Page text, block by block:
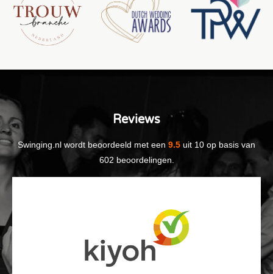
Reviews
Swinging.nl wordt beoordeeld met een 9.5 uit 10 op basis van
602 beoordelingen.